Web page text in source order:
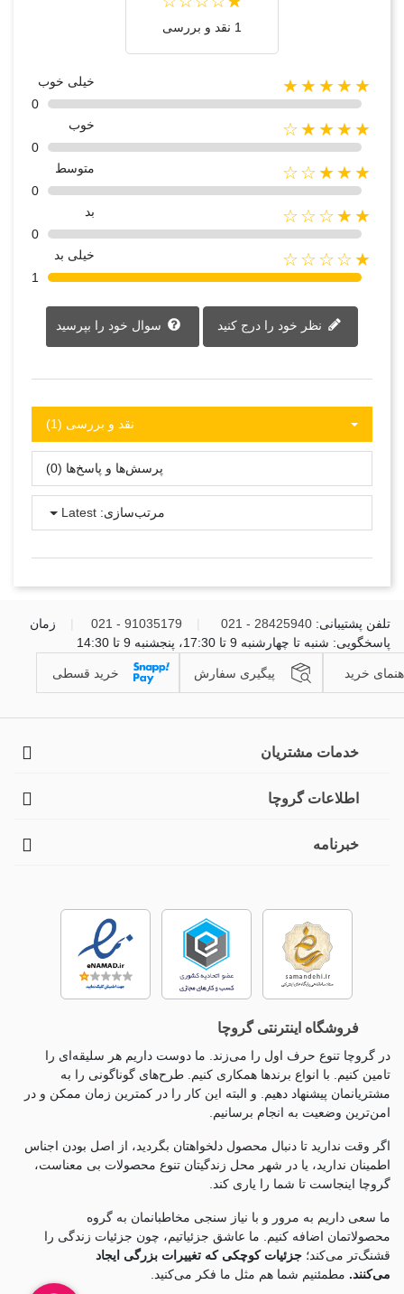
1 نقد و بررسی
★★★★★
خیلی خوب
0
★★★★☆
خوب
0
★★★☆☆
متوسط
0
★★☆☆☆
بد
0
★☆☆☆☆
خیلی بد
1
سوال خود را بپرسید
نقد و بررسی‌‌ (1)
پرسش‌ها و پاسخ‌ها (0)
مرتب‌سازی: Latest
تلفن پشتیبانی: 28425940 - 021
91035179 - 021
زمان
پاسخگویی: شنبه تا چهارشنبه 9 تا 17:30، پنجشنبه 9 تا 14:30
خرید پیگیری سفارش خرید قسطی
خدمات مشتریان
اطلاعات گروچا
خبرنامه
فروشگاه اینترنتی گروچا
در گروچا تنوع حرف اول را می‌زند. ما دوست داریم هر سلیقه‌ای را
تامین کنیم. با انواع برندها همکاری کنیم. طرح‌های گوناگونی را به
مشتریانمان پیشنهاد دهیم. و البته این کار را در کمترین زمان ممکن و در
امن‌ترین وضعیت به انجام برسانیم.
اگر وقت ندارید تا دنبال محصول دلخواهتان بگردید، از اصل بودن اجناس
اطمینان ندارید، یا در شهر محل زندگیتان تنوع محصولات بی معناست،
گروچا اینجاست تا شما را یاری کند.
ما سعی داریم به مرور و با نیاز سنجی مخاطبانمان به گروه
محصولاتمان اضافه کنیم. ما عاشق جزئياتیم، چون جزئيات زندگی را
قشنگ‌تر می‌کند؛ جزئیات کوچکی که تغییرات بزرگی ایجاد
می‌کنند. مطمئنیم شما هم مثل ما فکر می‌کنید.